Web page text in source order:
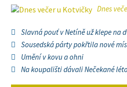
Dnes
Slavná pouť v Netíně už klepe na
Sousedská párty pokřtila nové
Umění v kovu a ohni
Na koupališti dávali Nečekané léto